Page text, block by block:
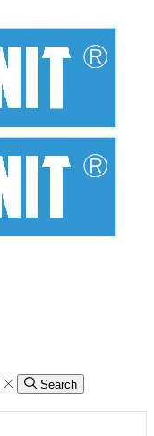
Search